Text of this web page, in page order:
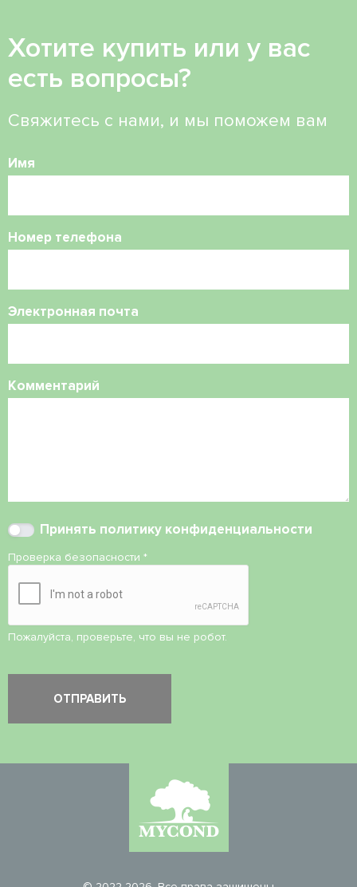
Хотите купить или у вас
есть вопросы?
Свяжитесь с нами, и мы поможем вам
Имя
Номер телефона
Электронная почта
Комментарий
Принять политику конфиденциальности
Проверка безопасности *
Пожалуйста, проверьте, что вы не робот.